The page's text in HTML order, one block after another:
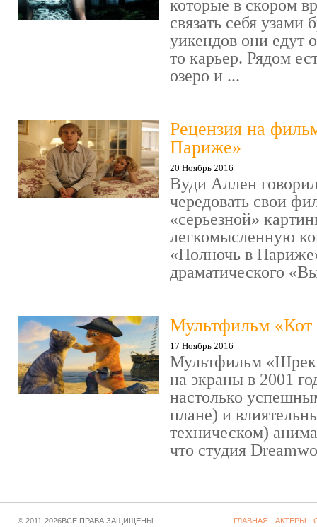
которые в скором
связать себя узами
уикендов они едут
то карьер. Рядом
озеро и ...
Рецензия на
Париже»
20 Ноябрь 2016
Вуди Аллен
чередовать свои
«серьезной»
легкомысленную
«Полночь в
драматического
Мультфильм «Кот
17 Ноябрь 2016
Мультфильм
на экраны в 2001
настолько
плане) и
техническом)
что студия
© 2011-2026ВСЕ ПРАВА ЗАЩИЩЕНЫ ГЛАВНАЯ АКТЕРЫ